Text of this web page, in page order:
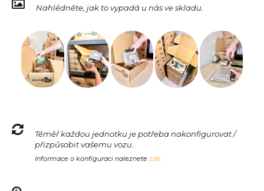
Nahlédněte, jak to vypadá u nás ve skladu.
Téměř každou jednotku je potřeba nakonfigurovat /
přizpůsobit vašemu vozu.
Informace o konfiguraci naleznete zde.